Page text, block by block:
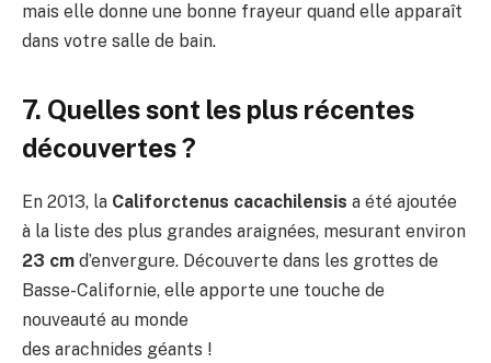
mais elle donne une bonne frayeur quand elle apparaît
dans votre salle de bain.
7. Quelles sont les plus récentes
découvertes ?
En 2013, la Califorctenus cacachilensis a été ajoutée
à la liste des plus grandes araignées, mesurant environ
23 cm d’envergure. Découverte dans les grottes de
Basse-Californie, elle apporte une touche de
nouveauté au monde
des arachnides géants !